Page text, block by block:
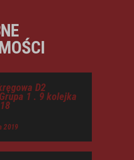
D2
1 . 9 kolejka
2019